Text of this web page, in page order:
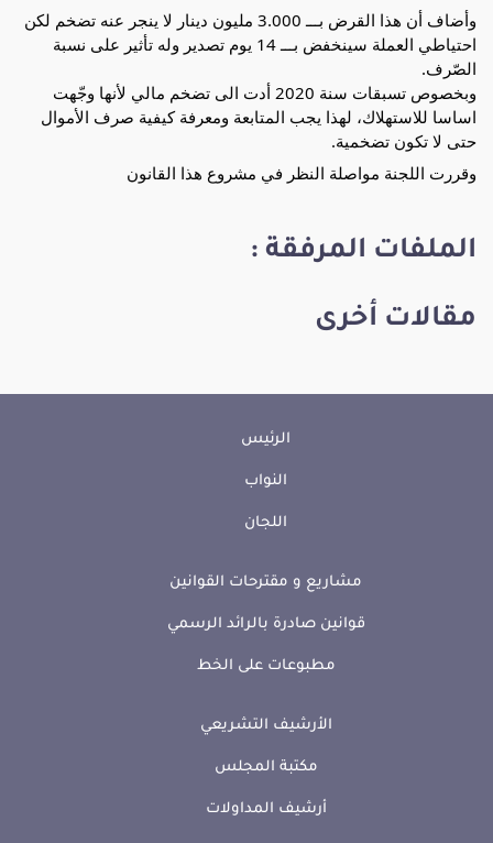
وأضاف أن هذا القرض بـــ 3.000 مليون دينار لا ينجر عنه تضخم لكن
احتياطي العملة سينخفض بـــ 14 يوم تصدير وله تأثير على نسبة
الصّرف.
وبخصوص تسبقات سنة 2020 أدت الى تضخم مالي لأنها وجّهت
اساسا للاستهلاك، لهذا يجب المتابعة ومعرفة كيفية صرف الأموال
حتى لا تكون تضخمية.
وقررت اللجنة مواصلة النظر في مشروع هذا القانون
الملفات المرفقة :
مقالات أخرى
الرئيس
النواب
اللجان
مشاريع و مقترحات القوانين
قوانين صادرة بالرائد الرسمي
مطبوعات على الخط
الأرشيف التشريعي
مكتبة المجلس
أرشيف المداولات